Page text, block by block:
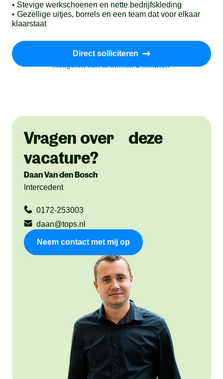
• Stevige werkschoenen en nette bedrijfskleding
• Gezellige uitjes, borrels en een team dat voor elkaar
klaarstaat
Direct solliciteren
Reageren kan al binnen 2 minuten
Vragen over deze
vacature?
Daan Van den Bosch
Intercedent
0172-253003
daan@tops.nl
Neem contact met mij op